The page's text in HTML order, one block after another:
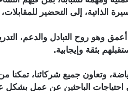
إلى التحضير للمقابلات،
وهو روح التبادل والدعم،
بثقة وإيجابية.
وتعاون جميع شركائنا، تمكنا
احتياجات الباحثين عن عمل بشكل